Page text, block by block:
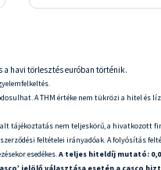
havi törlesztés euróban történik.
A THM értéke nem tükrözi a hitel és
tájékoztatás nem teljeskörű, a hivatkozott
feltételei irányadóak. A folyósítás
esedékes. A teljes hiteldíj mutató:
jelölő választása esetén a casco